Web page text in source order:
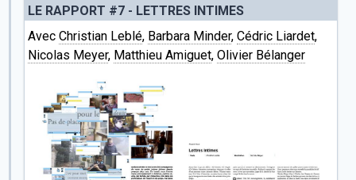
LE RAPPORT #7 - LETTRES INTIMES
Avec Christian Leblé, Barbara Minder, Cédric Liardet,
Nicolas Meyer, Matthieu Amiguet, Olivier Bélanger